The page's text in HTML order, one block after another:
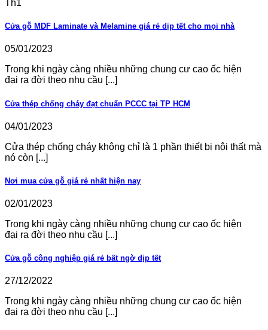
Th1
Cửa gỗ MDF Laminate và Melamine giá rẻ dịp tết cho mọi nhà
05/01/2023
Trong khi ngày càng nhiều những chung cư cao ốc hiện
đại ra đời theo nhu cầu [...]
Cửa thép chống cháy đạt chuẩn PCCC tại TP HCM
04/01/2023
Cửa thép chống cháy không chỉ là 1 phần thiết bị nội thất mà
nó còn [...]
Nơi mua cửa gỗ giá rẻ nhất hiện nay
02/01/2023
Trong khi ngày càng nhiều những chung cư cao ốc hiện
đại ra đời theo nhu cầu [...]
Cửa gỗ công nghiệp giá rẻ bất ngờ dịp tết
27/12/2022
Trong khi ngày càng nhiều những chung cư cao ốc hiện
đại ra đời theo nhu cầu [...]